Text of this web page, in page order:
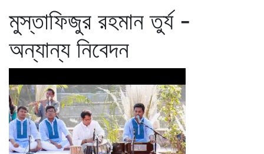
মুস্তাফিজুর রহমান তুর্য -
অন্যান্য নিবেদন